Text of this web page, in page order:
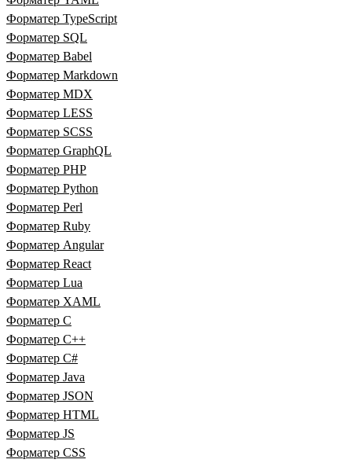
Форматер TypeScript
Форматер SQL
Форматер Babel
Форматер Markdown
Форматер MDX
Форматер LESS
Форматер SCSS
Форматер GraphQL
Форматер PHP
Форматер Python
Форматер Perl
Форматер Ruby
Форматер Angular
Форматер React
Форматер Lua
Форматер XAML
Форматер C
Форматер C++
Форматер C#
Форматер Java
Форматер JSON
Форматер HTML
Форматер JS
Форматер CSS